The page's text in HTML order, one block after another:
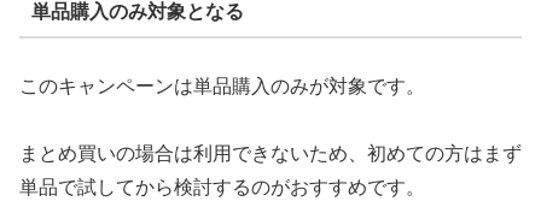
単品購入のみ対象となる
このキャンペーンは単品購入のみが対象です。
まとめ買いの場合は利用できないため、初めての方はまず
単品で試してから検討するのがおすすめです。